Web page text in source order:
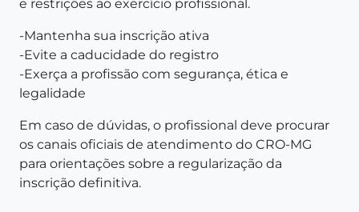
e restrições ao exercício profissional.
-Mantenha sua inscrição ativa
-Evite a caducidade do registro
-Exerça a profissão com segurança, ética e
legalidade
Em caso de dúvidas, o profissional deve procurar
os canais oficiais de atendimento do CRO-MG
para orientações sobre a regularização da
inscrição definitiva.